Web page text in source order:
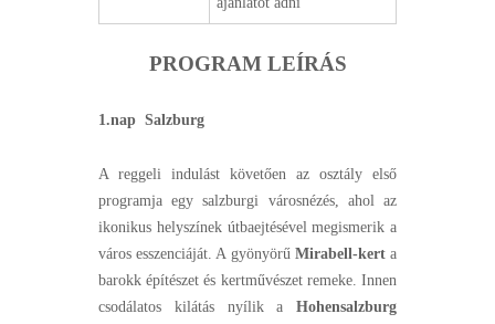
PROGRAM LEÍRÁS
1.nap Salzburg
A reggeli indulást követően az osztály első
programja egy salzburgi városnézés, ahol az
ikonikus helyszínek útbaejtésével megismerik a
város esszenciáját. A gyönyörű Mirabell-kerta
barokk építészet és kertművészet remeke. Innen
csodálatos kilátás nyílik a Hohensalzburg